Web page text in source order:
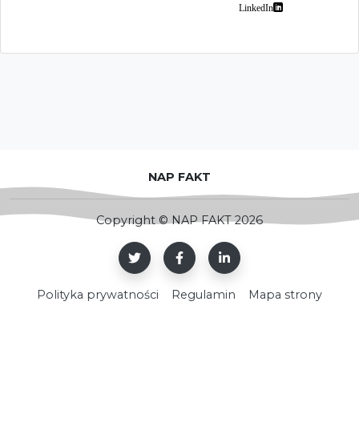
LinkedIn
NAP FAKT
Copyright © NAP FAKT 2026
Polityka prywatności Regulamin Mapa strony